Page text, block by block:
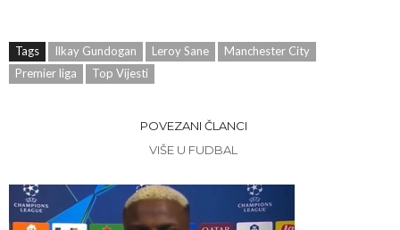
Tags Ilkay Gundogan Leroy Sane
Manchester City
Premier liga
Top Vijesti
POVEZANI ČLANCI
VIŠE U FUDBAL